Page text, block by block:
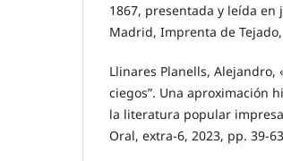
1867, presentada y leída
Madrid, Imprenta de Tejado,
Llinares Planells, Alejandro,
ciegos”. Una aproximación
la literatura popular
Oral, extra-6, 2023, pp. 39-